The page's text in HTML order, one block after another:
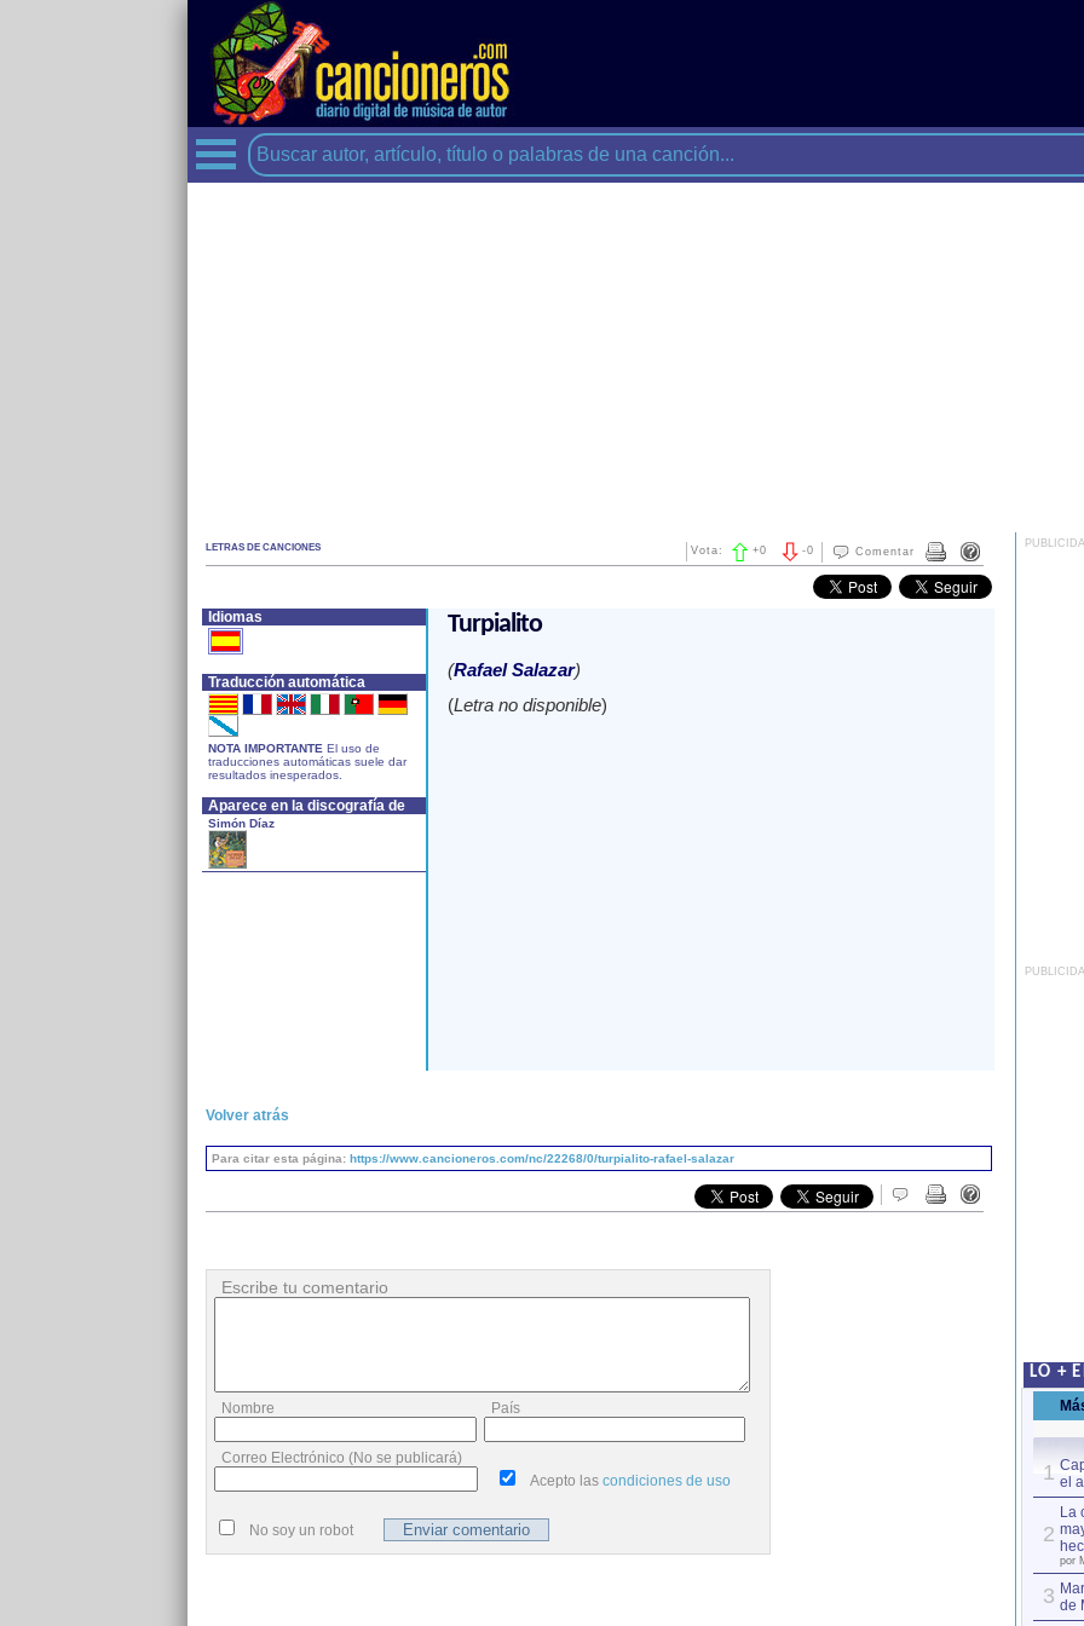
LETRAS DE CANCIONES Comentar
-0
Vota: +0
Idiomas
Traducción automática
NOTA IMPORTANTE El uso de
traducciones automáticas suele dar
resultados inesperados.
Aparece en la discografía de
Simón Díaz
Turpialito
(Rafael Salazar)
(Letra no disponible)
Volver atrás
Para citar esta página: https://www.cancioneros.com/nc/22268/0/turpialito-rafael-salazar
Escribe tu comentario
Nombre País
Correo Electrónico (No se publicará)
Acepto las condiciones de uso
No soy un robot
LO +
1 el
2
La
por
3 de